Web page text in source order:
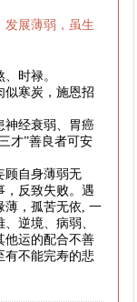
发展薄弱，虽生
时禄。
似寒炭，施恩招
神经衰弱、胃癌
才”善良者可安
顾自身薄弱无
，反致失败。遇
薄，孤苦无依, 一
逆境、病弱、
他运的配合不善
有不能完寿的悲